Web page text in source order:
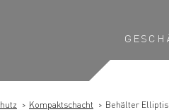
Kompaktschacht Behälter